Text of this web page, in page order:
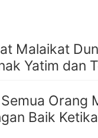
Malaikat
Yatim dan